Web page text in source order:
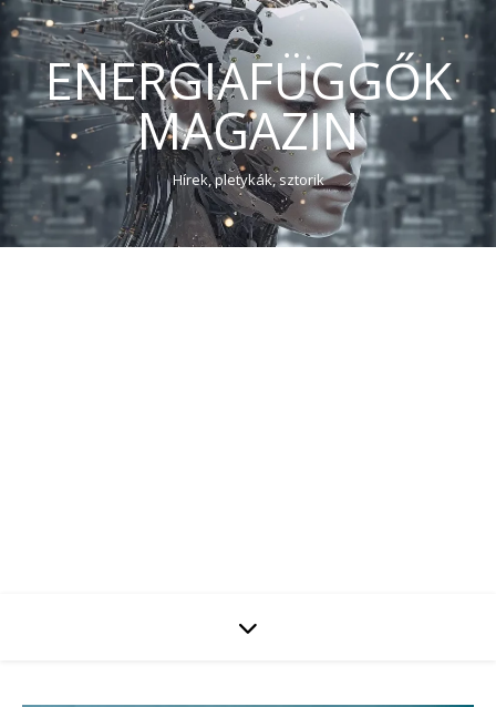
ENERGIAFÜGGŐK
MAGAZIN
Hírek, pletykák, sztorik